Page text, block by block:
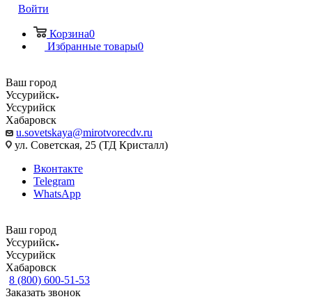
Войти
Корзина0
Избранные товары0
Ваш город
Уссурийск
Уссурийск
Хабаровск
u.sovetskaya@mirotvorecdv.ru
ул. Советская, 25 (ТД Кристалл)
Вконтакте
Telegram
WhatsApp
Ваш город
Уссурийск
Уссурийск
Хабаровск
8 (800) 600-51-53
Заказать звонок